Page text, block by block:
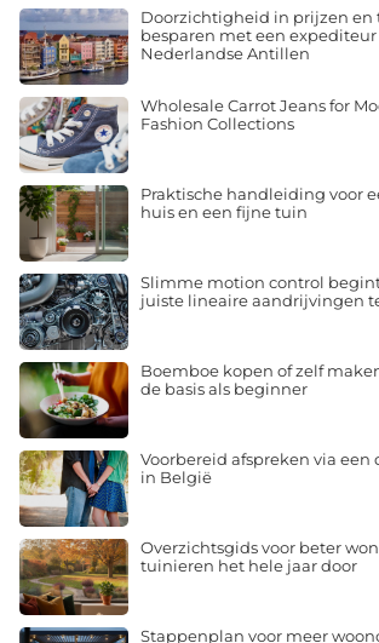
Doorzichtigheid in prijzen en
besparen met een expediteur
Nederlandse Antillen
Wholesale Carrot Jeans for
Fashion Collections
Praktische handleiding voor
huis en een fijne tuin
Slimme motion control
juiste lineaire aandrijvingen
Boemboe kopen of zelf
de basis als beginner
Voorbereid afspreken via een
in België
Overzichtsgids voor beter
tuinieren het hele jaar door
Stappenplan voor meer